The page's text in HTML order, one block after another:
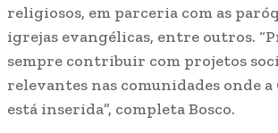
religiosos, em parceria com as
igrejas evangélicas, entre outros.
sempre contribuir com projetos
relevantes nas comunidades onde
está inserida”, completa Bosco.